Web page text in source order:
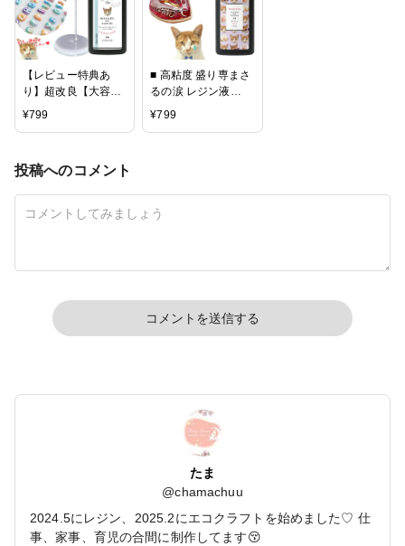
【レビュー特典あ
り】超改良【大容量
UV-LEDレジン液】
GreenOceanオリジ
UVレジン クラフト
¥799
■ 高粘度 盛り専まさ
るの涙 レジン液
70g【大容量UV-LED
ジン液おすすめ ぷっ
くり 仕上げ 盛る レ
¥799
投稿へのコメント
コメントを送信する
たま
@chamachuu
2024.5にレジン、2025.2にエコクラフトを始めました♡ 仕
事、家事、育児の合間に制作してます😚